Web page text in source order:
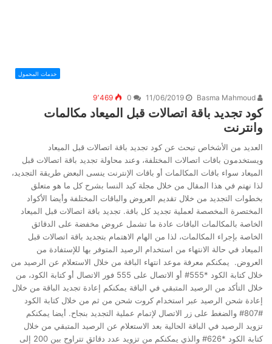
خدمات المحمول
Basma Mahmoud
11/06/2019
0 9٬469
كود تجديد باقة اتصالات قبل الميعاد مكالمات
وانترنت
العديد من الأشخاص تبحث عن كود تجديد باقة اتصالات قبل الميعاد
ويستخدمون باقات اتصالات المختلفة، وعند محاولة تجديد باقة اتصالات قبل
الميعاد سواء باقات المكالمات أو باقات الإنترنت ينسى البعض طريقة التجديد،
لذا نهتم في هذا المقال من خلال مجلة كيد النسا بشرح كل ما هو متعلق
بخطوات التجديد من خلال تقديم العروض والباقات المختلفة وأيضا الأكواد
المختصرة المخصصة لعملية تجديد كل باقة. تجديد باقة اتصالات قبل الميعاد
الخاصة بالمكالمات الباقات عادة ما تشمل عروض مخفضة على الدقائق
الخاصة بإجراء المكالمات، لذا من الهام الاهتمام بتجديد باقة اتصالات قبل
الميعاد في حالة الانتهاء من استخدام الرصيد المتوفر بها للإستفادة من
العروض. يمكنكم معرفة موعد انتهاء الباقة من خلال الاستعلام عن الرصيد من
خلال كتابة الكود *555# أو الاتصال على 555 فور الاتصال أو كتابة الكود، من
خلال التأكد من الرصيد المتبقي في الباقة يمكنكم إعادة تجديد الباقة من خلال
إعادة شحن الرصيد عبر استخدام كروت شحن من ثم من خلال كتابة الكود
#807# والضغط على زر الاتصال لإتمام عملية التجديد بنجاح. أيضا يمكنكم
تزويد الرصيد في الباقة الحالية بعد الاستعلام عن الرصيد المتبقي من خلال
كتابة الكود *626# والذي يمكنكم من تزويد عدد دقائق تتراوح بين 200 إلى